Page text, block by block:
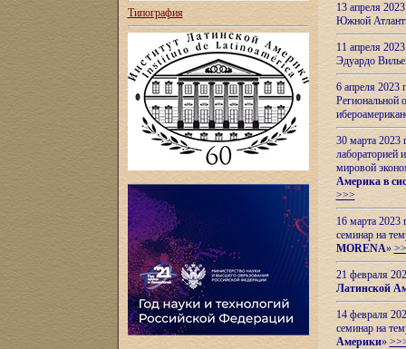
Типография
13 апреля
Южной
11 апреля
Эдуардо
6 апреля
Региональной
30 марта 2023
лабораторией
мировой
Америка в
>>>
16 марта 2023
семинар на
MORENA»
21 февраля
Латинской
14 февраля
семинар на
Америки»